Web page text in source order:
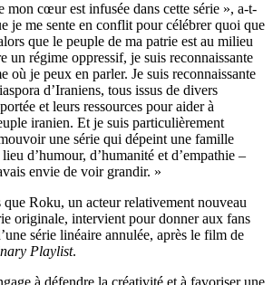
mon cœur est infusée dans cette série », a-t-
je me sente en conflit pour célébrer quoi que
que le peuple de ma patrie est au milieu
un régime oppressif, je suis reconnaissante
où je peux en parler. Je suis reconnaissante
d’Iraniens, tous issus de divers
et leurs ressources pour aider à
iranien. Et je suis particulièrement
une série qui dépeint une famille
d’humour, d’humanité et d’empathie –
envie de voir grandir. »
que Roku, un acteur relativement nouveau
originale, intervient pour donner aux fans
série linéaire annulée, après le film de
Playlist.
à défendre la créativité et à favoriser une